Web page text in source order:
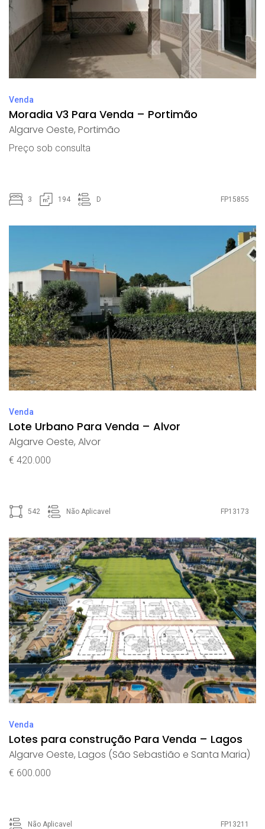
Venda
Moradia V3 Para Venda – Portimão
Algarve Oeste, Portimão
Preço sob consulta
3 194 D FP15855
Venda
Lote Urbano Para Venda – Alvor
Algarve Oeste, Alvor
€ 420.000
542 Não Aplicavel FP13173
Venda
Lotes para construção Para Venda – Lagos
Algarve Oeste, Lagos (São Sebastião e Santa Maria)
€ 600.000
Não Aplicavel FP13211